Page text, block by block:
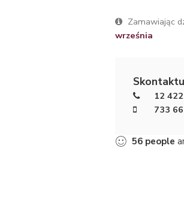
Zamawiając
września
12
733
56 people